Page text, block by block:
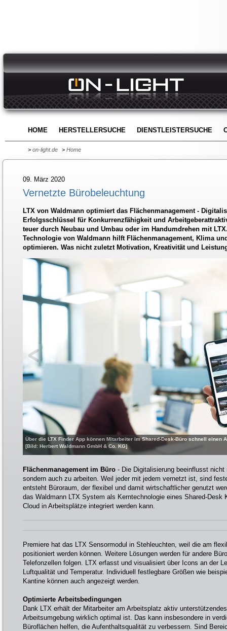
HOME HERSTELLERSUCHE DIENSTLEISTERSUCHE
> on-light.de > Home
09. März 2020
Vernetzte Bürobeleuchtung
LTX von Waldmann optimiert das Flächenmanagement -
Erfolgsschlüssel für Konkurrenzfähigkeit und
teuer durch Neubau und Umbau oder im Handumdrehen mit
Technologie von Waldmann hilft Flächenmanagement, Klima
optimieren. Was nicht zuletzt Motivation, Kreativität und
Über die LTX Finder App können Mitarbeiter im Shared-Desk-Büro schnell einen
[Bild: Herbert Waldmann GmbH & Co. KG]
Flächenmanagement im Büro - Die Digitalisierung beeinflusst nicht
sondern auch zu arbeiten. Weil jeder mit jedem vernetzt ist, sind
entsteht Büroraum, der flexibel und damit wirtschaftlicher genutzt
das Waldmann LTX System als Kerntechnologie eines Shared-Desk
Cloud in Arbeitsplätze integriert werden kann.
Premiere hat das LTX Sensormodul in Stehleuchten, weil die am
positioniert werden können. Weitere Lösungen werden für andere
Telefonzellen folgen. LTX erfasst und visualisiert über Icons an der
Luftqualität und Temperatur. Individuell festlegbare Größen wie
Kantine können auch angezeigt werden.
Optimierte Arbeitsbedingungen
Dank LTX erhält der Mitarbeiter am Arbeitsplatz aktiv
Arbeitsumgebung wirklich optimal ist. Das kann insbesondere in
Büroflächen helfen, die Aufenthaltsqualität zu verbessern. Sind